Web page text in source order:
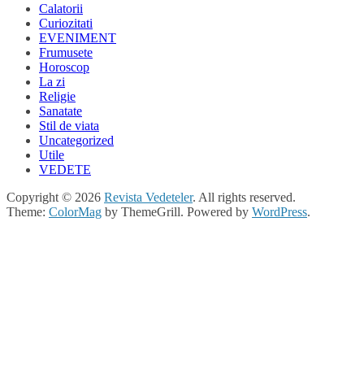
Calatorii
Curiozitati
EVENIMENT
Frumusete
Horoscop
La zi
Religie
Sanatate
Stil de viata
Uncategorized
Utile
VEDETE
Copyright © 2026 Revista Vedeteler. All rights reserved.
Theme: ColorMag by ThemeGrill. Powered by WordPress.